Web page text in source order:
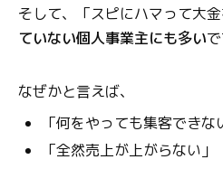
そして、「スピにハマって大
ていない個人事業主にも多いで
なぜかと言えば、
「何をやっても集客できな
「全然売上が上がらない」